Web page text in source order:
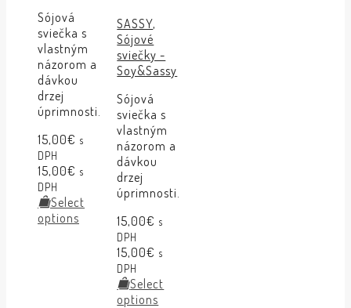
Sójová
sviečka s
vlastným
názorom a
dávkou
drzej
úprimnosti.
15,00€ s
DPH
15,00€ s
DPH
Select
options
SASSY,
Sójové
sviečky -
Soy&Sassy
Sójová
sviečka s
vlastným
názorom a
dávkou
drzej
úprimnosti.
15,00€ s
DPH
15,00€ s
DPH
Select
options